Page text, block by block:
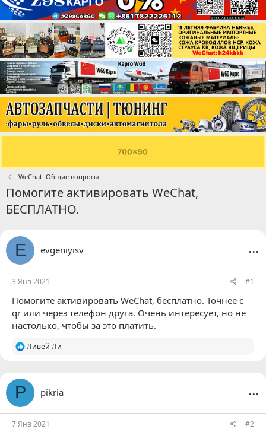
WeChat: Общие вопросы
Помогите активировать WeChat,
БЕСПЛАТНО.
E evgeniyisv ...
3 Янв 2021 #1
Помогите активировать WeChat, бесплатно. Точнее с
qr или через телефон друга. Очень интересует, но не
настолько, чтобы за это платить.
Р
ц
и
:
Ливей Ли
P pikria ...
7 Янв 2021 #2